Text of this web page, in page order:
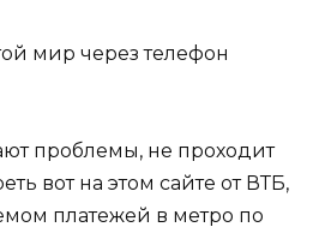
проблемы, не проходит
вот на этом сайте от ВТБ,
платежей в метро по